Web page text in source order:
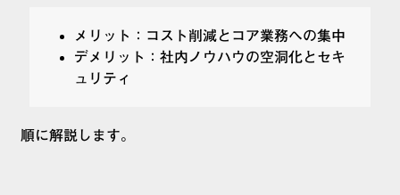
メリット：コスト削減とコア業務への集中
デメリット：社内ノウハウの空洞化とセキ
ュリティ
順に解説します。